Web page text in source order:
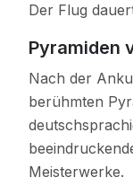
Der Flug
Pyramiden
Nach der
berühmten
Meisterwerke.